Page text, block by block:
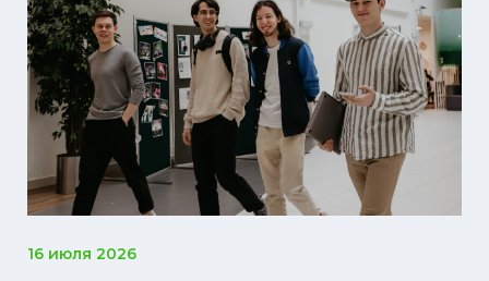
16 июля 2026